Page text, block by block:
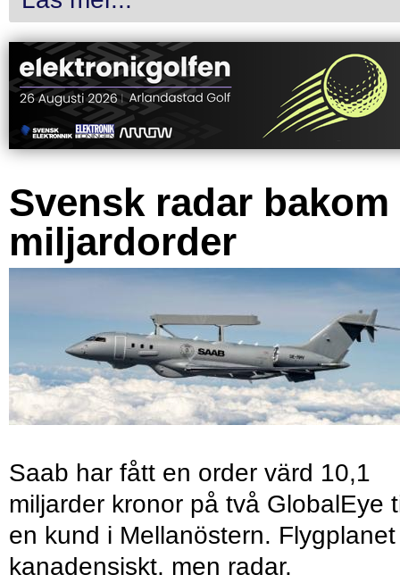
Svensk radar bakom
miljardorder
Saab har fått en order värd 10,1
miljarder kronor på två GlobalEye
en kund i Mellanöstern.
kanadensiskt, men radar,